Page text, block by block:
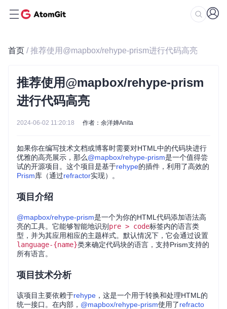
首页 / 推荐使用@mapbox/rehype-prism进行代码高亮
推荐使用@mapbox/rehype-prism
进行代码高亮
2024-06-02 11:20:18 作者：余洋婵Anita
如果你在编写技术文档或博客时需要对HTML中的代码块进行
优雅的高亮展示，那么@mapbox/rehype-prism是一个值得尝
试的开源项目。这个项目是基于rehype的插件，利用了高效的
Prism库（通过refractor实现）。
项目介绍
@mapbox/rehype-prism是一个为你的HTML代码添加语法高
亮的工具。它能够智能地识别 pre > code标签内的语言类
型，并为其应用相应的主题样式。默认情况下，它会通过设置
language-{name}类来确定代码块的语言，支持Prism支持的
所有语言。
项目技术分析
该项目主要依赖于rehype ，这是一个用于转换和处理HTML的
统一接口。在内部， @mapbox/rehype-prism使用了refracto